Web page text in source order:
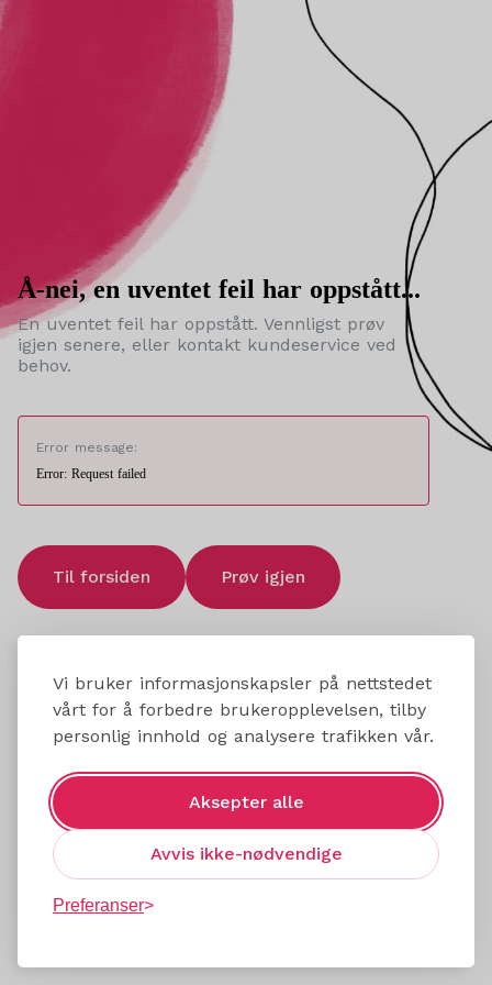
Vi bruker informasjonskapsler på nettstedet
vårt for å forbedre brukeropplevelsen, tilby
personlig innhold og analysere trafikken vår.
Aksepter alle
Avvis ikke-nødvendige
Preferanser
Å-nei, en uventet feil har oppstått...
En uventet feil har oppstått. Vennligst prøv
igjen senere, eller kontakt kundeservice ved
behov.
Error message:
Error: Request failed
Til forsiden Prøv igjen